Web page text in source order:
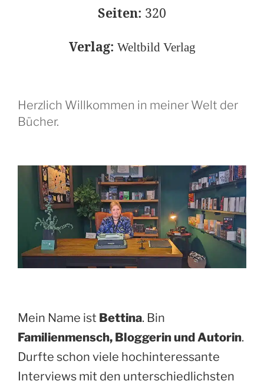
Seiten: 320
Verlag: Weltbild Verlag
Herzlich Willkommen in meiner Welt der
Bücher.
Mein Name ist Bettina. Bin
Familienmensch, Bloggerin und Autorin.
Durfte schon viele hochinteressante
Interviews mit den unterschiedlichsten